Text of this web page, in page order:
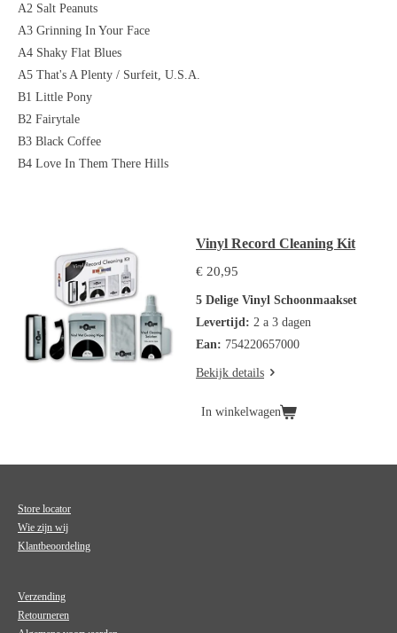
A2 Salt Peanuts
A3 Grinning In Your Face
A4 Shaky Flat Blues
A5 That's A Plenty / Surfeit, U.S.A.
B1 Little Pony
B2 Fairytale
B3 Black Coffee
B4 Love In Them There Hills
Vinyl Record Cleaning Kit
€ 20,95
5 Delige Vinyl Schoonmaakset
Levertijd: 2 a 3 dagen
Ean: 754220657000
Bekijk details
In winkelwagen
Store locator
Wie zijn wij
Klantbeoordeling
Verzending
Retourneren